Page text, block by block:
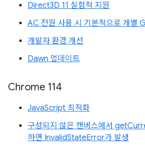
Direct3D 11 실험적 지원
AC 전원 사용 시 기본적으로 개별
개발자 환경 개선
Dawn 업데이트
Chrome 114
JavaScript 최적화
구성되지 않은 캔버스에서
하면 InvalidStateError가 발생